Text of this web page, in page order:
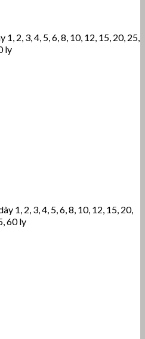
2, 3, 4, 5, 6, 8, 10, 12, 15, 20, 25,
ly
1, 2, 3, 4, 5, 6, 8, 10, 12, 15, 20,
60 ly